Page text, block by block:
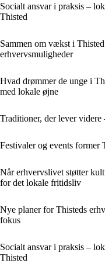
Socialt ansvar i praksis –
Thisted
Sammen om vækst i
erhvervsmuligheder
Hvad drømmer de unge i
med lokale øjne
Traditioner, der lever
Festivaler og events
Når erhvervslivet støtter
for det lokale fritidsliv
Nye planer for Thisteds
fokus
Socialt ansvar i praksis –
Thisted